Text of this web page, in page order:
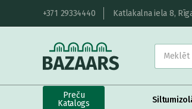
+371 29334440 Katlakalna iela 8,
Preču
Katalogs